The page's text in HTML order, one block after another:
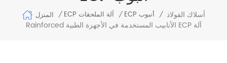
المنزل / ECP آلة الملحقات / ECP أنبوب /
Rainforced الأنابيب المستخدمة في الأجهزة الطبية ECP آلة